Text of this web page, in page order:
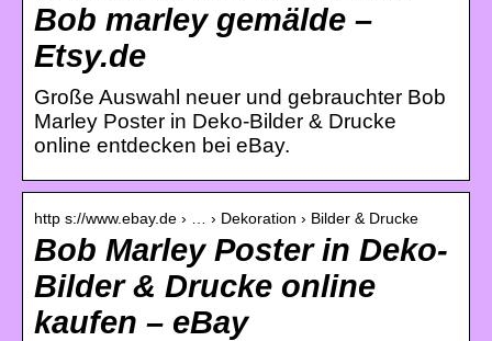
Bob marley gemälde –
Etsy.de
Große Auswahl neuer und gebrauchter Bob
Marley Poster in Deko-Bilder & Drucke
online entdecken bei eBay.
http s://www.ebay.de › … › Dekoration › Bilder & Drucke
Bob Marley Poster in Deko-
Bilder & Drucke online
kaufen – eBay